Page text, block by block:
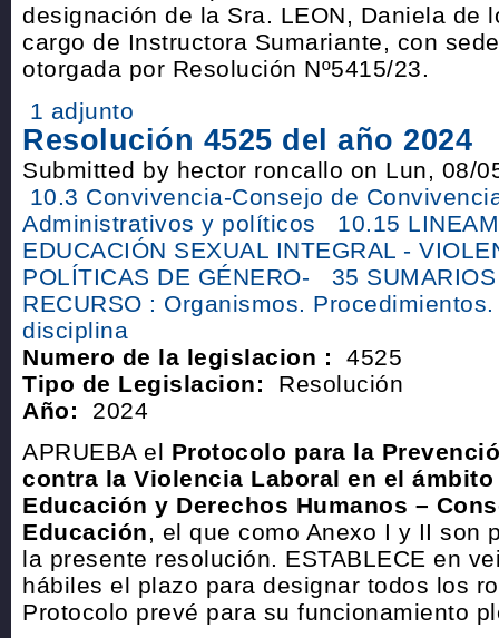
designación de la Sra. LEON, Daniela de
cargo de Instructora Sumariante, con
otorgada por Resolución Nº5415/23.
1 adjunto
Resolución 4525 del año 2024
Submitted by hector roncallo on Lun, 08/
10.3 Convivencia-Consejo de
Administrativos y políticos
10.15
EDUCACIÓN SEXUAL INTEGRAL -
POLÍTICAS DE GÉNERO-
35
RECURSO : Organismos.
disciplina
Numero de la legislacion :
4525
Tipo de Legislacion:
Resolución
Año:
2024
APRUEBA el Protocolo para la
contra la Violencia Laboral en el
Educación y Derechos Humanos –
Educación, el que como Anexo I y II son
la presente resolución. ESTABLECE en
hábiles el plazo para designar todos los
Protocolo prevé para su funcionamiento